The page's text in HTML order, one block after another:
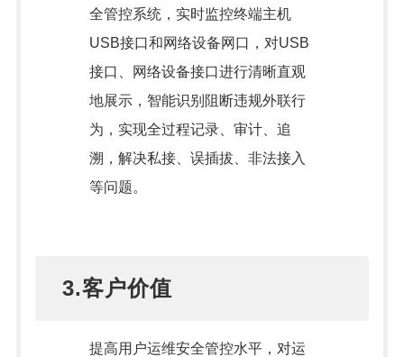
全管控系统，实时监控终端主机
USB接口和网络设备网口，对USB
接口、网络设备接口进行清晰直观
地展示，智能识别阻断违规外联行
为，实现全过程记录、审计、追
溯，解决私接、误插拔、非法接入
等问题。
3.客户价值
提高用户运维安全管控水平，对运